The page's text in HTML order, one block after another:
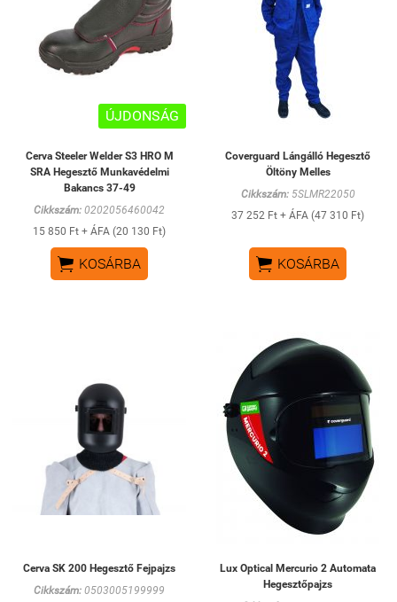
ÚJDONSÁG
Cerva Steeler Welder S3 HRO M
SRA Hegesztő Munkavédelmi
Bakancs 37-49
Cikkszám: 0202056460042
15 850 Ft + ÁFA (20 130 Ft)
 KOSÁRBA
Coverguard Lángálló Hegesztő
Öltöny Melles
Cikkszám:5SLMR22050
37 252 Ft + ÁFA (47 310 Ft)
 KOSÁRBA
Cerva SK 200 Hegesztő Fejpajzs
Cikkszám: 0503005199999
Lux Optical Mercurio 2 Automata
Hegesztőpajzs